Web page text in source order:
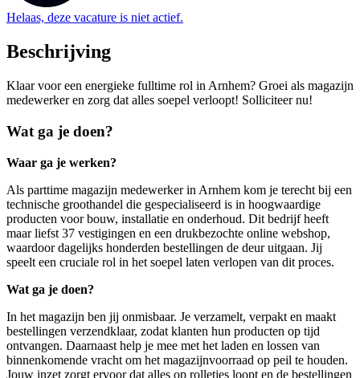
Helaas, deze vacature is niet actief.
Beschrijving
Klaar voor een energieke fulltime rol in Arnhem? Groei als magazijn
medewerker en zorg dat alles soepel verloopt! Solliciteer nu!
Wat ga je doen?
Waar ga je werken?
Als parttime magazijn medewerker in Arnhem kom je terecht bij een
technische groothandel die gespecialiseerd is in hoogwaardige
producten voor bouw, installatie en onderhoud. Dit bedrijf heeft
maar liefst 37 vestigingen en een drukbezochte online webshop,
waardoor dagelijks honderden bestellingen de deur uitgaan. Jij
speelt een cruciale rol in het soepel laten verlopen van dit proces.
Wat ga je doen?
In het magazijn ben jij onmisbaar. Je verzamelt, verpakt en maakt
bestellingen verzendklaar, zodat klanten hun producten op tijd
ontvangen. Daarnaast help je mee met het laden en lossen van
binnenkomende vracht om het magazijnvoorraad op peil te houden.
Jouw inzet zorgt ervoor dat alles op rolletjes loopt en de bestellingen